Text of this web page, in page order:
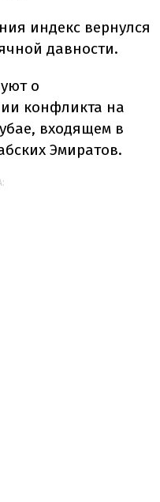
индекс вернулся
давности.
о
конфликта на
входящем в
Эмиратов.